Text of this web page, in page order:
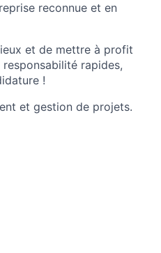
reconnue et en
et de mettre à profit
rapides,
!
et gestion de projets.